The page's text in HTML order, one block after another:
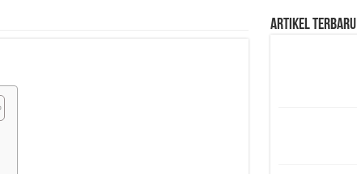
Artikel Terbaru